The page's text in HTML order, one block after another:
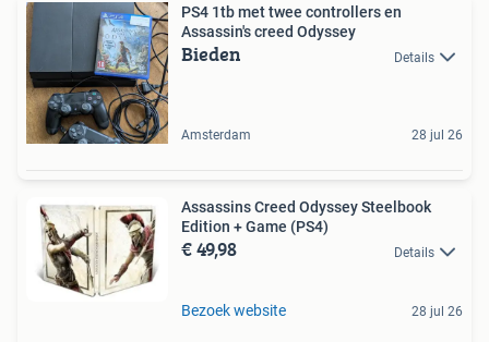
PS4 1tb met twee controllers en
Assassin's creed Odyssey
Bieden Details
Amsterdam 28 jul 26
Assassins Creed Odyssey Steelbook
Edition + Game (PS4)
€ 49,98 Details
Bezoek website 28 jul 26